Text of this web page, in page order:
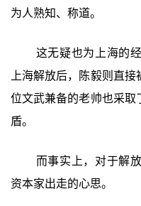
为人熟知、称道。
这无疑也为上海的
上海解放后，陈毅则直
位文武兼备的老帅也采取
盾。
而事实上，对于解
资本家出走的心思。